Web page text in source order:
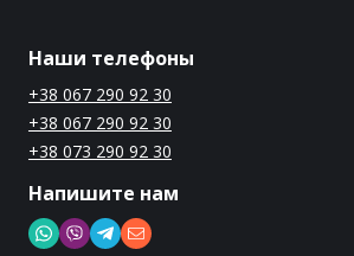
Наши телефоны
+38 067 290 92 30
+38 067 290 92 30
+38 073 290 92 30
Напишите нам